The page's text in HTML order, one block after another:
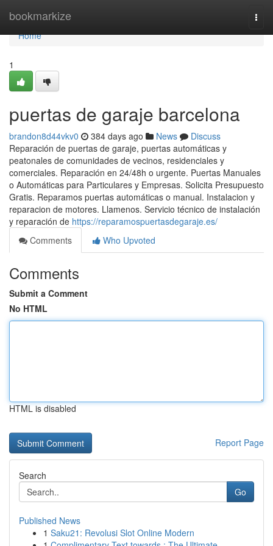
bookmarkize
Home
Home
1
puertas de garaje barcelona
brandon8d44vkv0 384 days ago News
Discuss
Reparación de puertas de garaje, puertas automáticas y
peatonales de comunidades de vecinos, residenciales y
comerciales. Reparación en 24/48h o urgente. Puertas Manuales
o Automáticas para Particulares y Empresas. Solicita Presupuesto
Gratis. Reparamos puertas automáticas o manual. Instalacion y
reparacion de motores. Llamenos. Servicio técnico de instalación
y reparación de https://reparamospuertasdegaraje.es/
Comments
Who Upvoted
Comments
Submit a Comment
No HTML
HTML is disabled
Report Page
Search
Go
Published News
1 Saku21: Revolusi Slot Online Modern